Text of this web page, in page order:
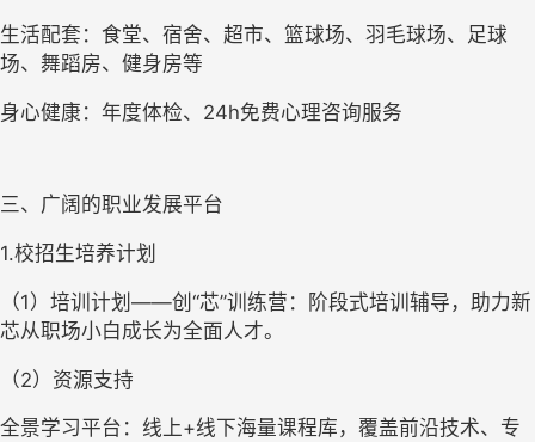
生活配套：食堂、宿舍、超市、篮球场、羽毛球场、足球
场、舞蹈房、健身房等
身心健康：年度体检、 24h免费心理咨询服务
三、广阔的职业发展平台
1.校招生培养计划
（1）培训计划——创“芯”训练营：阶段式培训辅导，助力新
芯从职场小白成长为全面人才。
（2）资源支持
全景学习平台：线上+线下海量课程库，覆盖前沿技术、专